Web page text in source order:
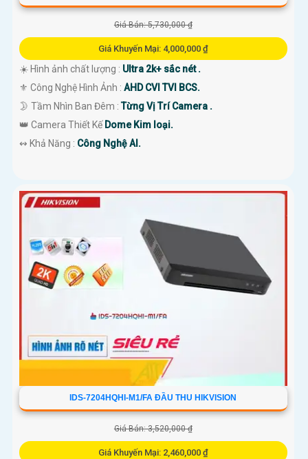
Giá Bán: 5,730,000 ₫
Giá Khuyến Mại: 4,000,000 ₫
☀️ Hình ảnh chất lượng : Ultra 2k+ sắc nét .
⚜️ Công Nghệ Hình Ảnh : AHD CVI TVI BCS.
🌛 Tầm Nhìn Ban Đêm :Từng Vị Trí Camera .
👑 Camera Thiết Kế Dome Kim loại.
️↭ Khả Năng : Công Nghệ AI.
IDS-7204HQHI-M1/FA ĐẦU THU HIKVISION
Giá Bán: 3,520,000 ₫
Giá Khuyến Mại: 2,460,000 ₫